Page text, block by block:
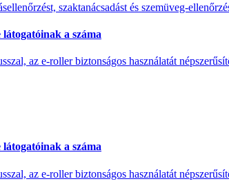
szaktanácsadást és szemüveg-
a száma
az e-roller biztonságos használatát
látogatóinak a száma
az e-roller biztonságos használatát